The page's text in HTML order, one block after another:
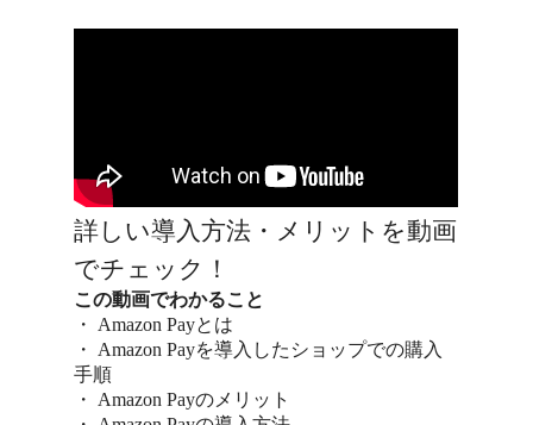
詳しい導入方法・メリットを動画
でチェック！
この動画でわかること
・ Amazon Payとは
・ Amazon Payを導入したショップでの購入
手順
・ Amazon Payのメリット